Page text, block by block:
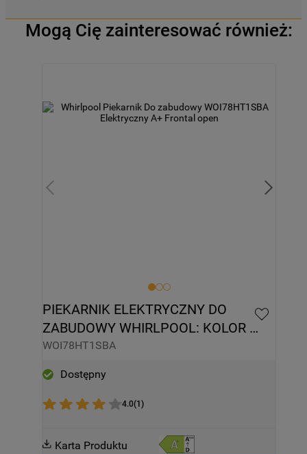
Mogą Cię zainteresować również:
PIEKARNIK ELEKTRYCZNY DO
ZABUDOWY WHIRLPOOL: KOLOR
CZARNY, SAMOCZYSZCZĄCY -
WOI78HT1SBA
WOI78HT1SBA
Dostępny
4.0(1 )
Karta Produktu